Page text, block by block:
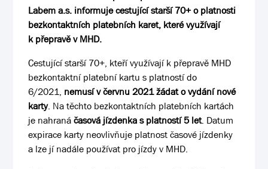
Labem a.s. informuje cestující starší 70+ o platnosti
bezkontaktních platebních karet, které využívají
k přepravě v MHD.
Cestující starší 70+, kteří využívají k přepravě MHD
bezkontaktní platební kartu s platností do
6/2021, nemusí v červnu 2021 žádat o vydání nové
karty. Na těchto bezkontaktních platebních kartách
je nahranáčasová jízdenka s platností 5 let. Datum
expirace karty neovlivňuje platnost časové jízdenky
a lze jí nadále používat pro jízdy v MHD.